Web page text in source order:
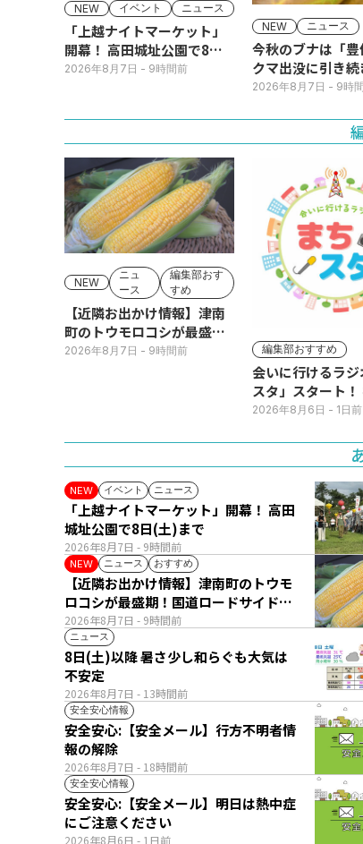
NEW イベント ニュース
「上越ナイトマーケット」
開幕！ 高田城址公園で8日
(土)まで
2026年8月7日 - 9時間前
NEW ニュース
今秋のブナは「
クマ出没に引き続
2026年8月7日 - 9時
NEW
ニュ
ース
編集部おす
すめ
【近隣お出かけ情報】津南
町のトウモロコシが最盛
期！国道ロードサイドの直
2026年8月7日 - 9時間前 編集部おすすめ
会いに行けるラジ
スタ」スタート！
日(火･祝) 公開生放
2026年8月6日 - 1日前
NEW イベント ニュース
2026年8月7日 - 9時間前
「上越ナイトマーケット」開幕！ 高田
城址公園で8日(土)まで
NEW ニュース おすすめ
2026年8月7日 - 9時間前
【近隣お出かけ情報】津南町のトウモ
ロコシが最盛期！国道ロードサイドの
直売所は朝から長い列
ニュース
2026年8月7日 - 13時間前
8日(土)以降 暑さ少し和らぐも大気は
不安定
安全安心情報
2026年8月7日 - 18時間前
安全安心:【安全メール】行方不明者情
報の解除
安全安心情報
2026年8月6日 - 1日前
安全安心:【安全メール】明日は熱中症
にご注意ください